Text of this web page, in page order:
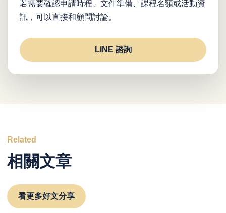
若需要確認申請時程、文件準備、課程名額或活動資
訊，可以直接和顧問討論。
LINE 諮詢
Related
相關文章
看更多好文分享